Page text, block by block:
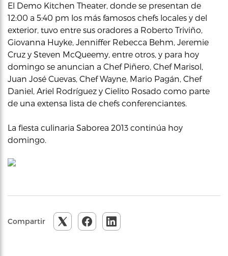
El Demo Kitchen Theater, donde se presentan de
12:00 a 5:40 pm los más famosos chefs locales y del
exterior, tuvo entre sus oradores a Roberto Triviño,
Giovanna Huyke, Jenniffer Rebecca Behm, Jeremie
Cruz y Steven McQueemy, entre otros, y para hoy
domingo se anuncian a Chef Piñero, Chef Marisol,
Juan José Cuevas, Chef Wayne, Mario Pagán, Chef
Daniel, Ariel Rodríguez y Cielito Rosado como parte
de una extensa lista de chefs conferenciantes.
La fiesta culinaria Saborea 2013 continúa hoy
domingo.
Compartir